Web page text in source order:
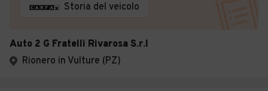
Storia del veicolo
Auto 2 G Fratelli Rivarosa S.r.l
Rionero in Vulture (PZ)